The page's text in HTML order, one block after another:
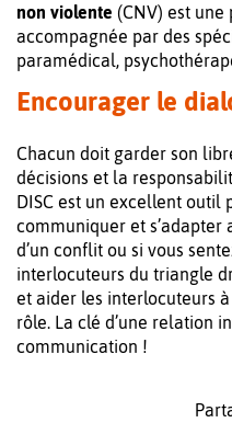
non violente (CNV) est
accompagnée par des
paramédical,
Encourager le
Chacun doit garder son
décisions et la
DISC est un excellent outil
communiquer et s’adapter
d’un conflit ou si vous
interlocuteurs du triangle
et aider les interlocuteurs
rôle. La clé d’une relation
communication !